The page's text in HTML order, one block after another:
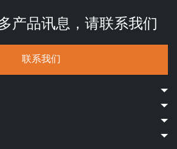
产品讯息，请联系我们
联系我们